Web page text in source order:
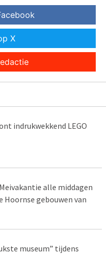
X
indrukwekkend LEGO
alle middagen
Hoornse gebouwen van
museum” tijdens